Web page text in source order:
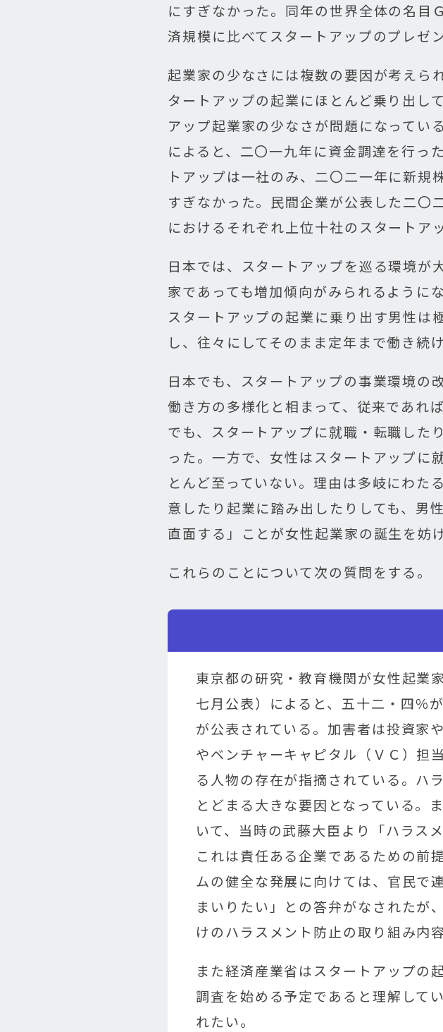
にすぎなかった。同年の世界全体の名目
済規模に比べてスタートアップのプレゼ
起業家の少なさには複数の要因が考えら
タートアップの起業にほとんど乗り出し
アップ起業家の少なさが問題になってい
によると、二〇一九年に資金調達を行っ
トアップは一社のみ、二〇二一年に新
すぎなかった。民間企業が公表した二〇
におけるそれぞれ上位十社のスタートア
日本では、スタートアップを巡る環境が
家であっても増加傾向がみられるように
スタートアップの起業に乗り出す男性は
し、往々にしてそのまま定年まで働き続
日本でも、スタートアップの事業環境の
働き方の多様化と相まって、従来であれ
でも、スタートアップに就職・転職した
った。一方で、女性はスタートアップに
とんど至っていない。理由は多岐にわた
意したり起業に踏み出したりしても、男
直面する」ことが女性起業家の誕生を妨
これらのことについて次の質問をする。
東京都の研究・教育機関が女性起業
七月公表）によると、五十二・四％
が公表されている。加害者は投資家
やベンチャーキャピタル（ＶＣ）担
る人物の存在が指摘されている。ハ
とどまる大きな要因となっている。
いて、当時の武藤大臣より「ハラス
これは責任ある企業であるための前
ムの健全な発展に向けては、官民で
まいりたい」との答弁がなされたが
けのハラスメント防止の取り組み内
また経済産業省はスタートアップの
調査を始める予定であると理解して
れたい。